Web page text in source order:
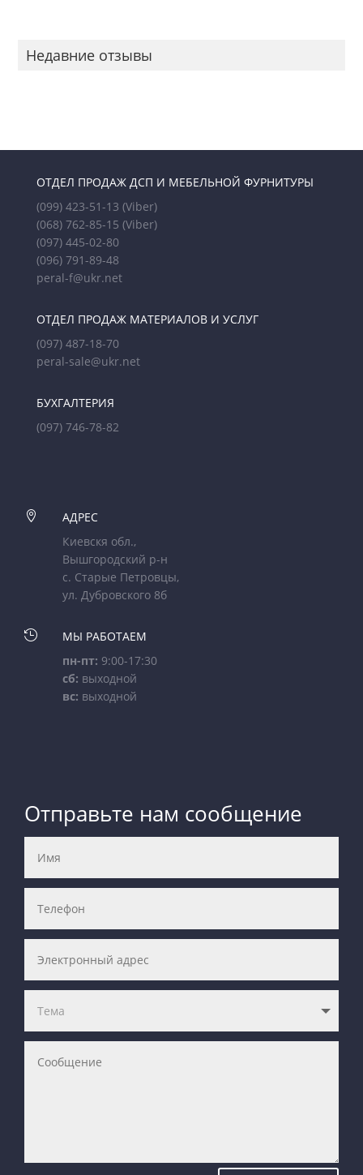
Недавние отзывы
ОТДЕЛ ПРОДАЖ ДСП И МЕБЕЛЬНОЙ ФУРНИТУРЫ
(099) 423-51-13 (Viber)
(068) 762-85-15 (Viber)
(097) 445-02-80
(096) 791-89-48
peral-f@ukr.net
ОТДЕЛ ПРОДАЖ МАТЕРИАЛОВ И УСЛУГ
(097) 487-18-70
peral-sale@ukr.net
БУХГАЛТЕРИЯ
(097) 746-78-82

АДРЕС
Киевскя обл.,
Вышгородский р-н
с. Старые Петровцы,
ул. Дубровского 8б

МЫ РАБОТАЕМ
пн-пт: 9:00-17:30
сб: выходной
вс: выходной
Отправьте нам сообщение